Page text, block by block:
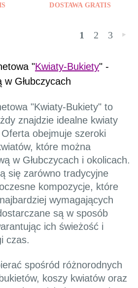
DOSTAWA GRATIS
1 2 3 »
"Kwiaty-Bukiety" -
Głubczycach
"Kwiaty-Bukiety" to
znajdzie idealne kwiaty
obejmuje szeroki
które można
w Głubczycach i okolicach.
się zarówno tradycyjne
kompozycje, które
wymagających
są w sposób
ich świeżość i
czas.
spośród różnorodnych
koszy kwiatów oraz